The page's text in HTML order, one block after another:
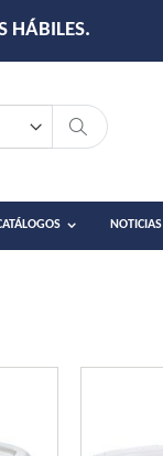
HÁBILES.
NOTICIAS